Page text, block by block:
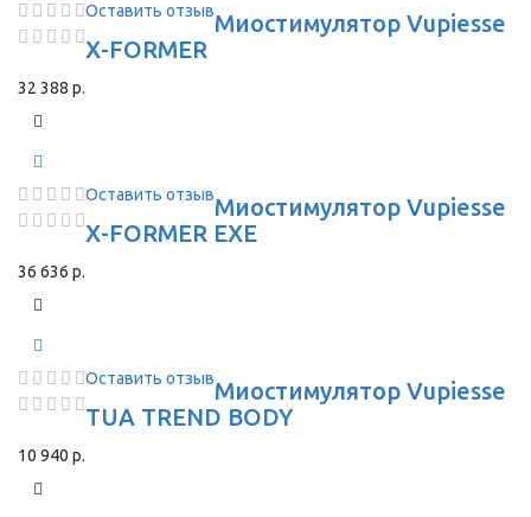
Оставить отзывМиостимулятор Vupiesse
X-FORMER
32 388 р.
Оставить отзывМиостимулятор Vupiesse
X-FORMER EXE
36 636 р.
Оставить отзывМиостимулятор Vupiesse
TUA TREND BODY
10 940 р.